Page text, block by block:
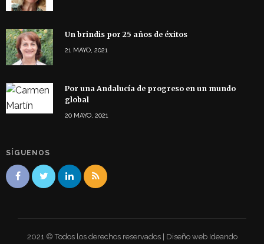
Un brindis por 25 años de éxitos
21 MAYO, 2021
Por una Andalucía de progreso en un mundo
global
20 MAYO, 2021
SÍGUENOS
2021 © Todos los derechos reservados | Diseño web Ideando